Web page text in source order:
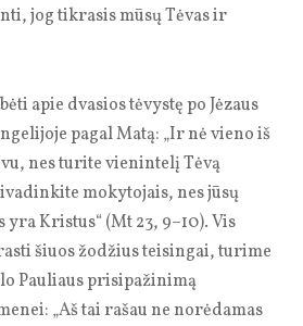
jog tikrasis mūsų Tėvas ir
apie dvasios tėvystę po Jėzaus
pagal Matą: „Ir nė vieno iš
nes turite vienintelį Tėvą
mokytojais, nes jūsų
Kristus“ (Mt 23, 9–10). Vis
šiuos žodžius teisingai, turime
Pauliaus prisipažinimą
„Aš tai rašau ne norėdamas